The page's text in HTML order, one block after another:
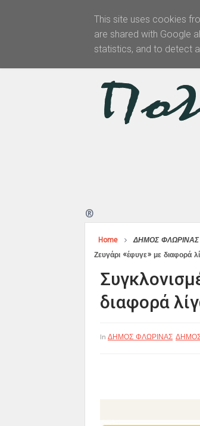
®
Home ΔΗΜΟΣ ΦΛΩΡΙΝΑΣ
Ζευγάρι «έφυγε» με διαφορά
διαφορά
In ΔΗΜΟΣ ΦΛΩΡΙΝΑΣ
This site uses cookies
are shared with Google
statistics, and to detect